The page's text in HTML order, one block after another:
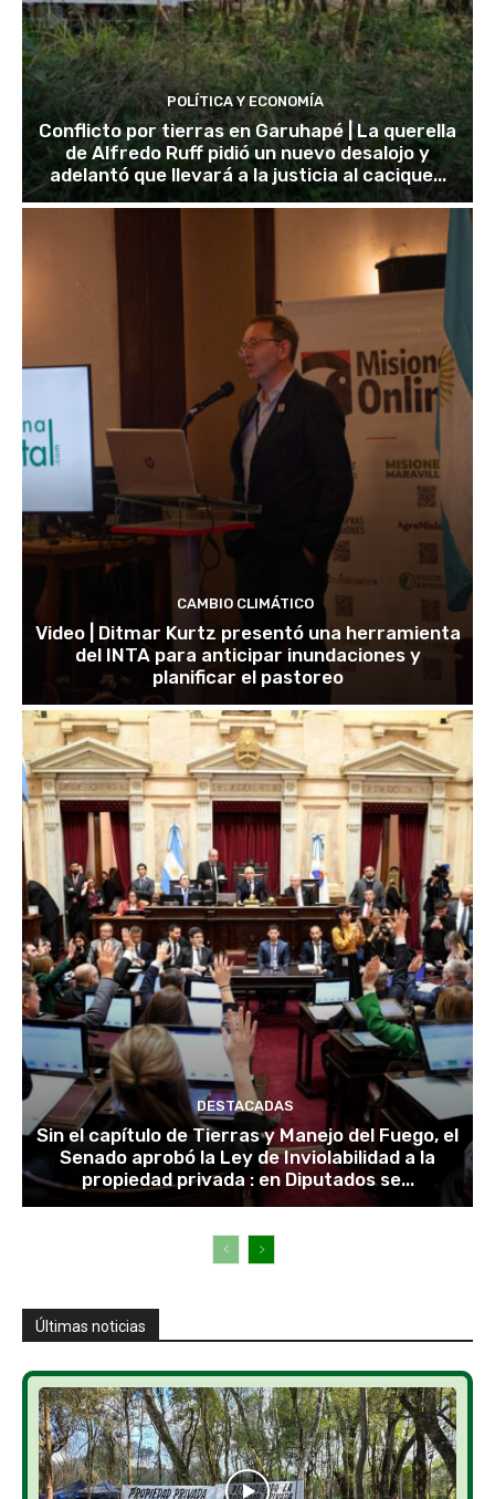
POLÍTICA Y ECONOMÍA
Conflicto por tierras en Garuhapé | La querella
de Alfredo Ruff pidió un nuevo desalojo y
adelantó que llevará a la justicia al cacique...
CAMBIO CLIMÁTICO
Video | Ditmar Kurtz presentó una herramienta
del INTA para anticipar inundaciones y
planificar el pastoreo
DESTACADAS
Sin el capítulo de Tierras y Manejo del Fuego, el
Senado aprobó la Ley de Inviolabilidad a la
propiedad privada : en Diputados se...
Últimas noticias